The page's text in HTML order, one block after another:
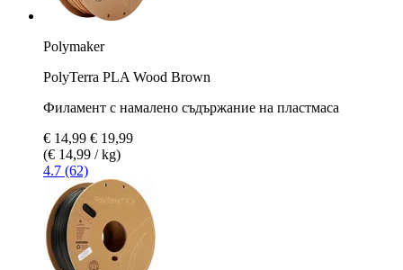
Polymaker
PolyTerra PLA Wood Brown
Филамент с намалено съдържание на пластмаса
€ 14,99 € 19,99
(€ 14,99 / kg)
4.7 (62)